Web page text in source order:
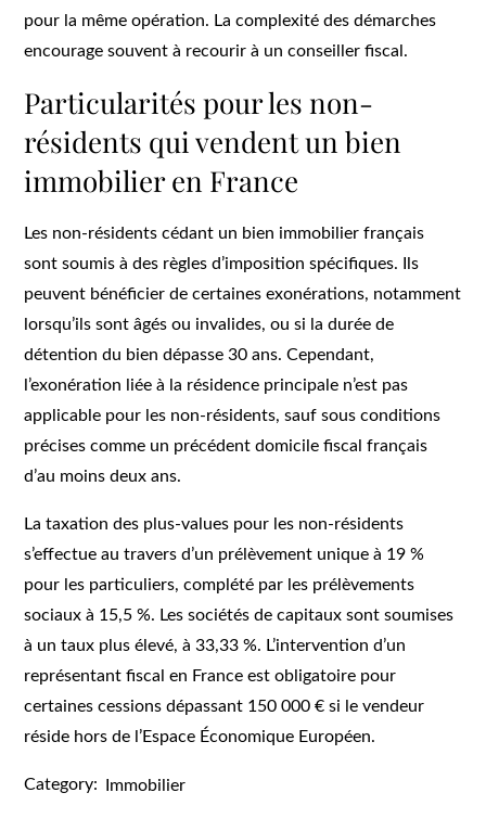
pour la même opération. La complexité des démarches
encourage souvent à recourir à un conseiller fiscal.
Particularités pour les non-
résidents qui vendent un bien
immobilier en France
Les non-résidents cédant un bien immobilier français
sont soumis à des règles d’imposition spécifiques. Ils
peuvent bénéficier de certaines exonérations, notamment
lorsqu’ils sont âgés ou invalides, ou si la durée de
détention du bien dépasse 30 ans. Cependant,
l’exonération liée à la résidence principale n’est pas
applicable pour les non-résidents, sauf sous conditions
précises comme un précédent domicile fiscal français
d’au moins deux ans.
La taxation des plus-values pour les non-résidents
s’effectue au travers d’un prélèvement unique à 19 %
pour les particuliers, complété par les prélèvements
sociaux à 15,5 %. Les sociétés de capitaux sont soumises
à un taux plus élevé, à 33,33 %. L’intervention d’un
représentant fiscal en France est obligatoire pour
certaines cessions dépassant 150 000 € si le vendeur
réside hors de l’Espace Économique Européen.
Category: Immobilier